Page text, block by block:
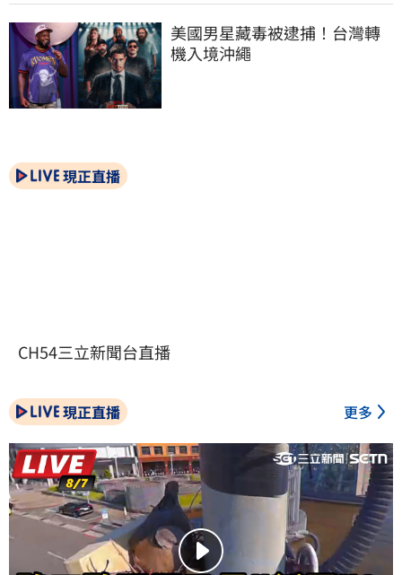
美國男星藏毒被逮捕！台灣轉
機入境沖繩
現正直播
CH54三立新聞台直播
現正直播 更多